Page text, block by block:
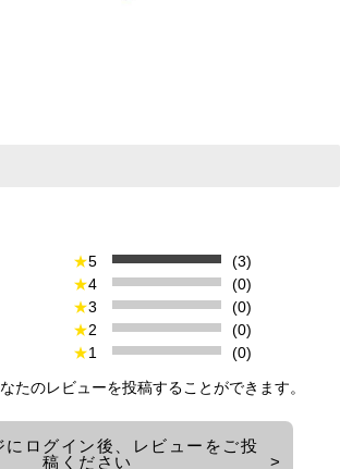
★5
(3)
★4
(0)
★3
(0)
★2
(0)
★1
(0)
たのレビューを投稿することができます。
にログイン後、レビューをご投
稿ください